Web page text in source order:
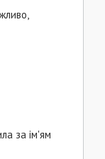
за ім'ям